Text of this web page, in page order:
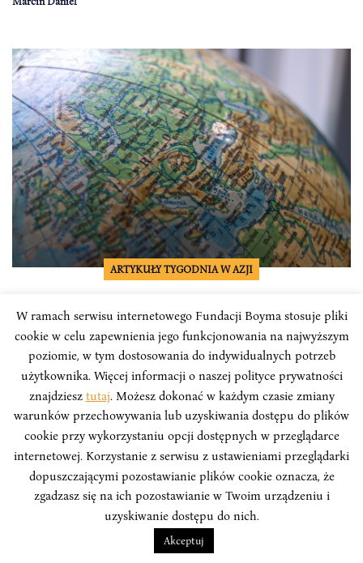
ARTYKUŁY TYGODNIA W AZJI
Tydzień w Azji: 17+1 w dobie
koronawirusa: wnioski z webinaru
China-CEEC Think Tank Network
Podczas epidemii COVID-19 Chińczycy nie rezygnują z
koordynowania działań stworzonego przez siebie
formatu współpracy 17+1. Przedmiotem rozmów, ze
względu na trudną sytuację epidemiologiczną i
gospodarczą, stały się polityki i rozwiązania
wprowadzone przez poszczególne państwa w tym
W ramach serwisu internetowego Fundacji Boyma stosuje pliki
cookie w celu zapewnienia jego funkcjonowania na najwyższym
poziomie, w tym dostosowania do indywidualnych potrzeb
użytkownika. Więcej informacji o naszej polityce prywatności
znajdziesz tutaj. Możesz dokonać w każdym czasie zmiany
warunków przechowywania lub uzyskiwania dostępu do plików
cookie przy wykorzystaniu opcji dostępnych w przeglądarce
internetowej. Korzystanie z serwisu z ustawieniami przeglądarki
dopuszczającymi pozostawianie plików cookie oznacza, że
zgadzasz się na ich pozostawianie w Twoim urządzeniu i
uzyskiwanie dostępu do nich.
Akceptuj